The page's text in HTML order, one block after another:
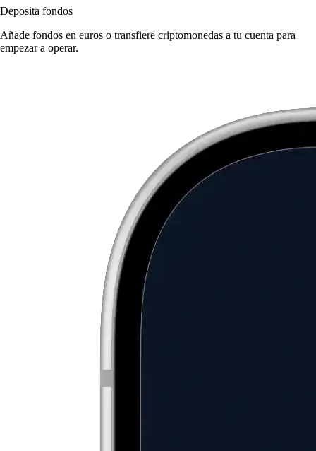
Deposita fondos
Añade fondos en euros o transfiere criptomonedas a tu cuenta para
empezar a operar.